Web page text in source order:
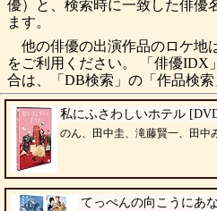
優）と、検索時に一致した俳優
ます。
他の俳優の出演作品のロケ地
をご利用ください。 「俳優IDX
合は、「DB検索」の「作品検索
私にふさわしいホテル
のん、田中圭、滝藤賢一、田中
てっぺんの向こうにあ